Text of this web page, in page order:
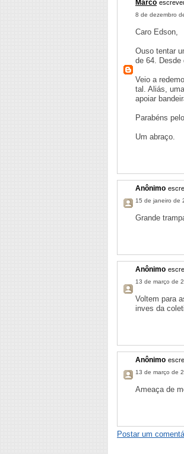
Marco
8 de dezembro
Caro Edson,
Ouso tentar
de 64. Desde
Veio a
tal. Aliás,
apoiar
Parabéns
Um abraço.
Anônimo
15 de janeiro de
Grande
Anônimo
13 de março de
Voltem para
inves da
Anônimo
13 de março de
Ameaça de
Postar um